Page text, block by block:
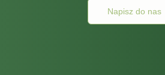
Napisz do nas